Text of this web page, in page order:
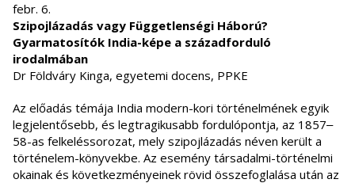
febr. 6.
Szipojlázadás vagy Függetlenségi Háború?
Gyarmatosítók India-képe a századforduló
irodalmában
Dr Földváry Kinga, egyetemi docens, PPKE
Az előadás témája India modern-kori történelmének egyik
legjelentősebb, és legtragikusabb fordulópontja, az 1857‒
58-as felkeléssorozat, mely szipojlázadás néven került a
történelem-könyvekbe. Az esemény társadalmi-történelmi
okainak és következményeinek rövid összefoglalása után az